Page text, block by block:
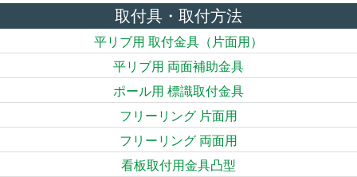
企業情報
サポート
お知らせ
商品在庫照会
取付具・取付方法
平リブ用 取付金具（片面用）
平リブ用 両面補助金具
ポール用 標識取付金具
フリーリング 片面用
フリーリング 両面用
看板取付用金具凸型